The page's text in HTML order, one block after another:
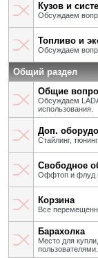
Кузов и
Обсуждаем
Топливо и
Обсуждаем
Общий раздел
Общие
Обсуждаем
использования.
Доп.
Стайлинг,
Свободное
Оффтоп и флуд
Корзина
Все
Барахолка
Место для
пользователями.